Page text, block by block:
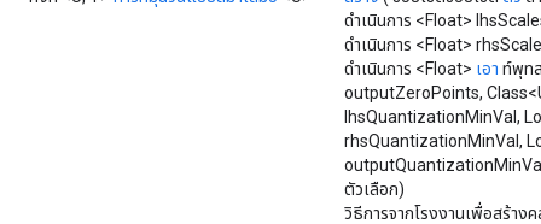
ดำเนินการ <Float>
ดำเนินการ <Float>
ดำเนินการ <Float> เอา ท์พุท
outputZeroPoints,
lhsQuantizationMinVal,
rhsQuantizationMinVal,
ตัวเลือก)
วิธีการจากโรงงานเพื่อสร้าง